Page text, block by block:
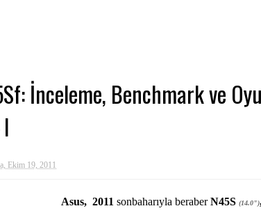
İnceleme, Benchmark ve
Ekim 19, 2011
Asus, 2011 sonbaharıyla beraberN45S (14.0")